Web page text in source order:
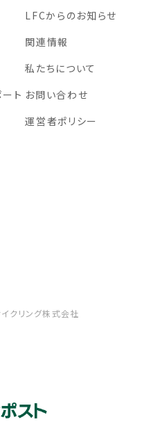
ト
LFCからのお知らせ
関連情報
私たちについて
お問い合わせ
運営者ポリシー
クリング株式会社